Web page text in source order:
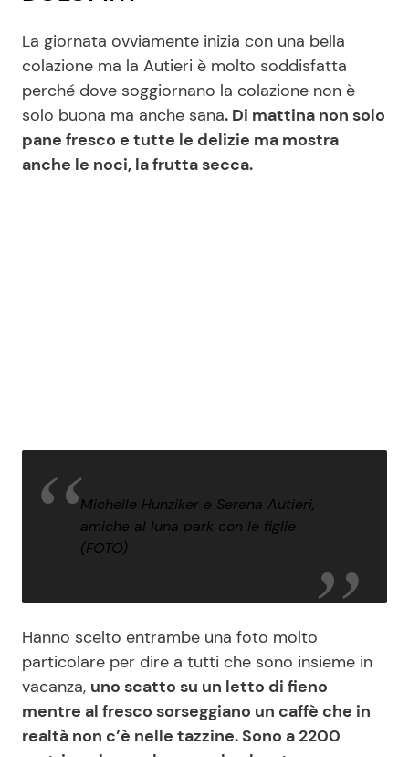
La giornata ovviamente inizia con una bella
colazione ma la Autieri è molto soddisfatta
perché dove soggiornano la colazione non è
solo buona ma anche sana. Di mattina non solo
pane fresco e tutte le delizie ma mostra
anche le noci, la frutta secca.
Michelle Hunziker e Serena Autieri,
amiche al luna park con le figlie
(FOTO)
Hanno scelto entrambe una foto molto
particolare per dire a tutti che sono insieme in
vacanza, uno scatto su un letto di fieno
mentre al fresco sorseggiano un caffè che in
realtà non c’è nelle tazzine. Sono a 2200